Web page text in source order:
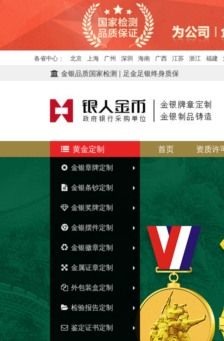
各省中心： 北京 上海 广州 深圳 海南 广西 江苏 浙江 福建
金银品质国家检测 | 足金足银终身质保
黄金定制
金银章牌定制
金银条钞定制
金银奖牌定制
金银摆件定制
金银徽章定制
金属证章定制
外包装盒定制
检验报告定制
鉴定证书定制
首页 资质许